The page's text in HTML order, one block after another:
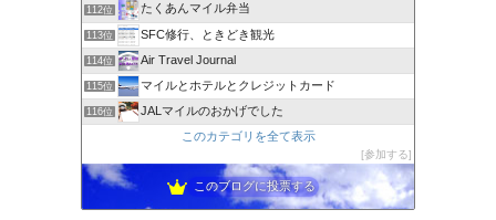
112位 たくあんマイル弁当
113位 SFC修行、ときどき観光
114位 Air Travel Journal
115位 マイルとホテルとクレジットカード
116位
JALマイルのおかげでした
このカテゴリを全て表示
参加する
このブログに投票する